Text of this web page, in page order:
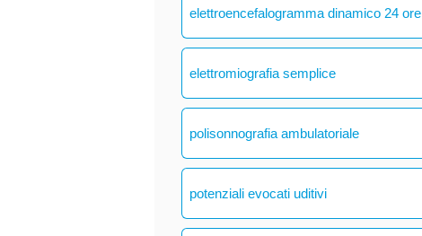
elettroencefalogramma dinamico 24 ore
elettromiografia semplice
polisonnografia ambulatoriale
potenziali evocati uditivi